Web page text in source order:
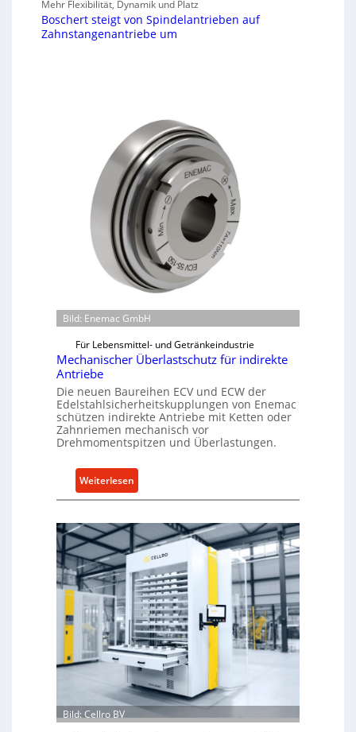
Mehr Flexibilität, Dynamik und Platz
Boschert steigt von Spindelantrieben auf
Zahnstangenantriebe um
Bild: Enemac GmbH
Für Lebensmittel- und Getränkeindustrie
Mechanischer Überlastschutz für indirekte
Antriebe
Die neuen Baureihen ECV und ECW der
Edelstahlsicherheitskupplungen von Enemac
schützen indirekte Antriebe mit Ketten oder
Zahnriemen mechanisch vor
Drehmomentspitzen und Überlastungen.
Weiterlesen:
M
c
h
n
s
c
h
e
Ü
Bild: Cellro BV